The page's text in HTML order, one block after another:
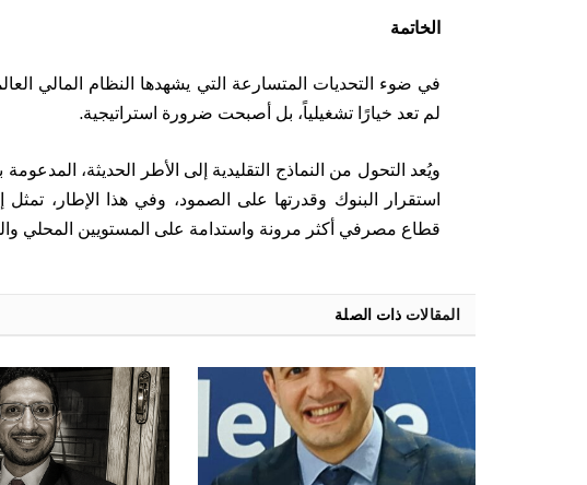
الخاتمة
لم تعد خيارًا تشغيلياً، بل أصبحت ضرورة استراتيجية.
ويُعد التحول من النماذج التقليدية إلى الأطر الحديثة،
استقرار البنوك وقدرتها على الصمود، وفي هذا الإطار، تمثل
قطاع مصرفي أكثر مرونة واستدامة على المستويين المحلي
المقالات ذات الصلة